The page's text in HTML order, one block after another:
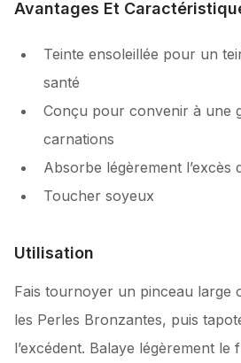
Avantages Et
Teinte ensoleillée pour un
santé
Conçu pour convenir à une
carnations
Absorbe légèrement l’excès
Toucher soyeux
Utilisation
Fais tournoyer un pinceau large
les Perles Bronzantes, puis
l’excédent. Balaye légèrement le